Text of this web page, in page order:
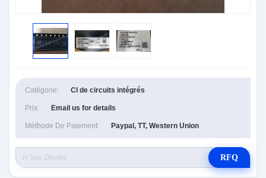
Catégorie: CI de circuits intégrés
Prix: Email us for details
Méthode De Paiement: Paypal, TT, Western Union
RFQ